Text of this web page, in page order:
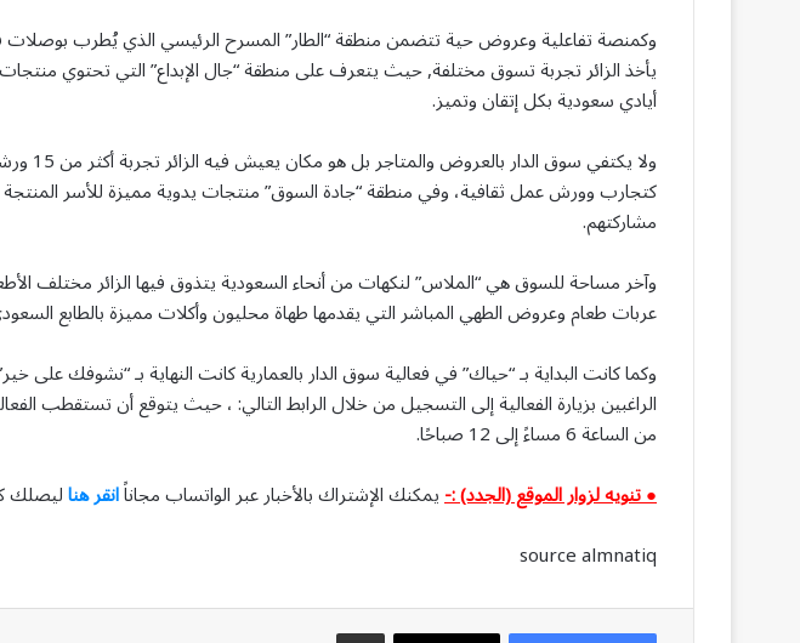
وكمنصة تفاعلية وعروض حية تتضمن منطقة “الطار” المسرح الرئيسي الذي يُطرب بوصلات
يأخذ الزائر تجربة تسوق مختلفة, حيث يتعرف على منطقة “جال الإبداع” التي تحتوي
أيادي سعودية بكل إتقان وتميز.
ولا
كتجارب وورش عمل ثقافية، وفي منطقة “جادة السوق” منتجات يدوية مميزة للأسر المنتجة
مشاركتهم.
وآخر مساحة للسوق هي “الملاس” لنكهات من أنحاء السعودية يتذوق فيها الزائر مختلف
عربات طعام وعروض الطهي المباشر التي يقدمها طهاة محليون وأكلات مميزة بالطابع
وكما كانت البداية بـ “حياك” في فعالية سوق الدار بالعمارية كانت النهاية بـ “نشوفك على
من الساعة 6 مساءً إلى 12 صباحًا.
● تنويه لزوار الموقع (الجدد) :-يمكنك الإشتراك بالأخبار عبر الواتساب مجاناًانقر هناليصلك
source almnatiq
مشاركة عبر البريد